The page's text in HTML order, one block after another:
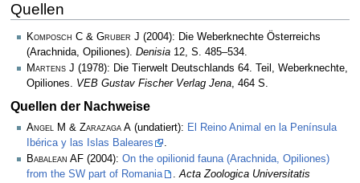
Quellen
Komposch C & Gruber J (2004): Die Weberknechte Österreichs
(Arachnida, Opiliones). Denisia 12, S. 485–534.
Martens J (1978): Die Tierwelt Deutschlands 64. Teil, Weberknechte,
Opiliones. VEB Gustav Fischer Verlag Jena, 464 S.
Quellen der Nachweise
Angel M & Zarazaga A (undatiert): El Reino Animal en la Península
Ibérica y las Islas Baleares
.
Babalean AF (2004): On the opilionid fauna (Arachnida, Opiliones)
from the SW part of Romania
.Acta Zoologica Universitatis